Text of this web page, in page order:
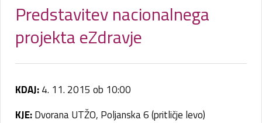
Predstavitev nacionalnega
projekta eZdravje
KDAJ:4. 11. 2015 ob 10:00
KJE:Dvorana UTŽO, Poljanska 6 (pritličje levo)